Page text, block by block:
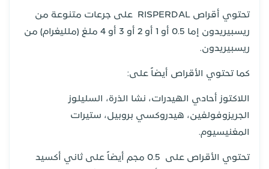
تحتوي أقراص RISPERDAL على جرعات متنوعة من
ريسبيريدون إما 0.5 أو 1 أو 2 أو 3 أو 4 ملغ (ملليغرام) من
ريسبيريدون.
كما تحتوي الأقراص أيضاً على:
اللاكتوز أحادي الهيدرات، نشا الذرة، السليلوز
الجريزوفولفين، هيدروكسي بروبيل، ستيرات
المغنيسيوم.
تحتوي الأقراص على 0.5 مجم أيضاً على ثاني أكسيد